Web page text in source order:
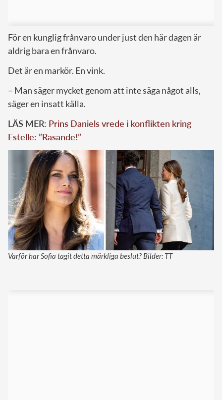
För en kunglig frånvaro under just den här dagen är
aldrig bara en frånvaro.
Det är en markör. En vink.
– Man säger mycket genom att inte säga något alls,
säger en insatt källa.
LÄS MER: Prins Daniels vrede i konflikten kring
Estelle: ”Rasande!”
Varför har Sofia tagit detta märkliga beslut? Bilder: TT